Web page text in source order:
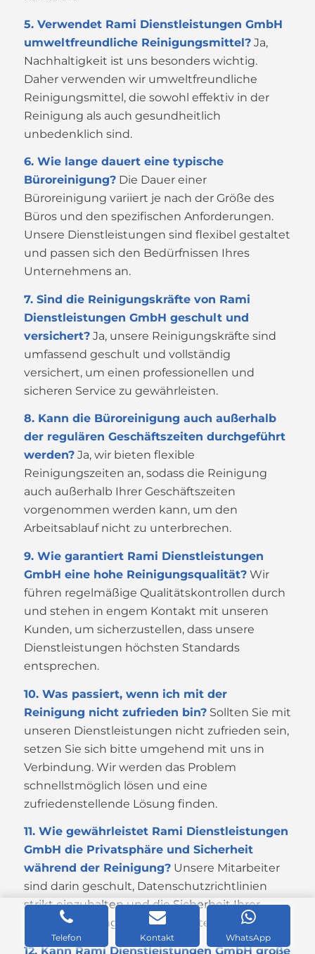
5. Verwendet Rami Dienstleistungen GmbH
umweltfreundliche Reinigungsmittel?Ja,
Nachhaltigkeit ist uns besonders wichtig.
Daher verwenden wir umweltfreundliche
Reinigungsmittel, die sowohl effektiv in der
Reinigung als auch gesundheitlich
unbedenklich sind.
6. Wie lange dauert eine typische
Büroreinigung?Die Dauer einer
Büroreinigung variiert je nach der Größe des
Büros und den spezifischen Anforderungen.
Unsere Dienstleistungen sind flexibel gestaltet
und passen sich den Bedürfnissen Ihres
Unternehmens an.
7. Sind die Reinigungskräfte von Rami
Dienstleistungen GmbH geschult und
versichert?Ja, unsere Reinigungskräfte sind
umfassend geschult und vollständig
versichert, um einen professionellen und
sicheren Service zu gewährleisten.
8. Kann die Büroreinigung auch außerhalb
der regulären Geschäftszeiten durchgeführt
werden?Ja, wir bieten flexible
Reinigungszeiten an, sodass die Reinigung
auch außerhalb Ihrer Geschäftszeiten
vorgenommen werden kann, um den
Arbeitsablauf nicht zu unterbrechen.
9. Wie garantiert Rami Dienstleistungen
GmbH eine hohe Reinigungsqualität?Wir
führen regelmäßige Qualitätskontrollen durch
und stehen in engem Kontakt mit unseren
Kunden, um sicherzustellen, dass unsere
Dienstleistungen höchsten Standards
entsprechen.
10. Was passiert, wenn ich mit der
Reinigung nicht zufrieden bin?Sollten Sie mit
unseren Dienstleistungen nicht zufrieden sein,
setzen Sie sich bitte umgehend mit uns in
Verbindung. Wir werden das Problem
schnellstmöglich lösen und eine
zufriedenstellende Lösung finden.
11. Wie gewährleistet Rami Dienstleistungen
GmbH die Privatsphäre und Sicherheit
während der Reinigung?Unsere Mitarbeiter
sind darin geschult, Datenschutzrichtlinien
strikt einzuhalten und die Sicherheit Ihrer
Büroeinrichtung zu gewährleisten.
12. Kann Rami Dienstleistungen GmbH große
Telefon Kontakt WhatsApp